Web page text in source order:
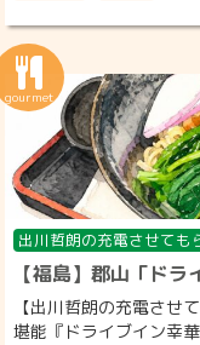
出川哲朗の充電させても
【福島】郡山「ドラ
【出川哲朗の充電させ
堪能『ドライブイン幸